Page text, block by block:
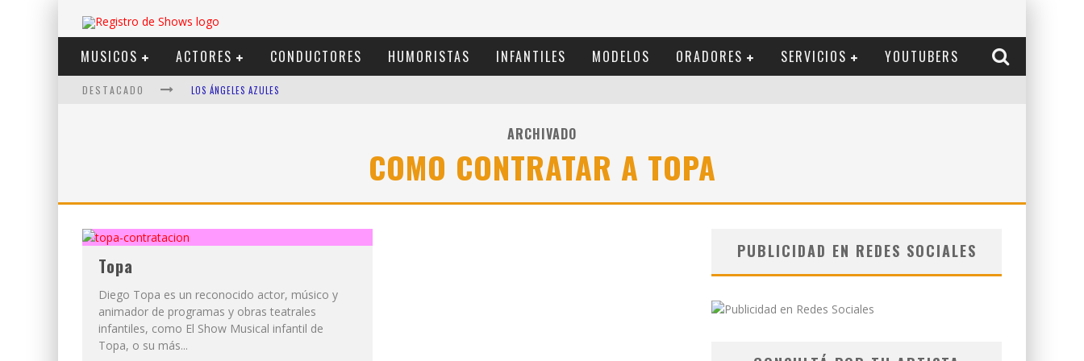
MUSICOS ACTORES CONDUCTORES HUMORISTAS INFANTILES MODELOS ORADORES SERVICIOS YOUTUBERS
DESTACADO LOS ÁNGELES AZULES
DUKI
ARCHIVADO
COMO CONTRATAR A TOPA
Topa
Diego Topa es un reconocido actor, músico y
animador de programas y obras teatrales
infantiles, como El Show Musical infantil de
Topa, o su más...
PUBLICIDAD EN REDES SOCIALES